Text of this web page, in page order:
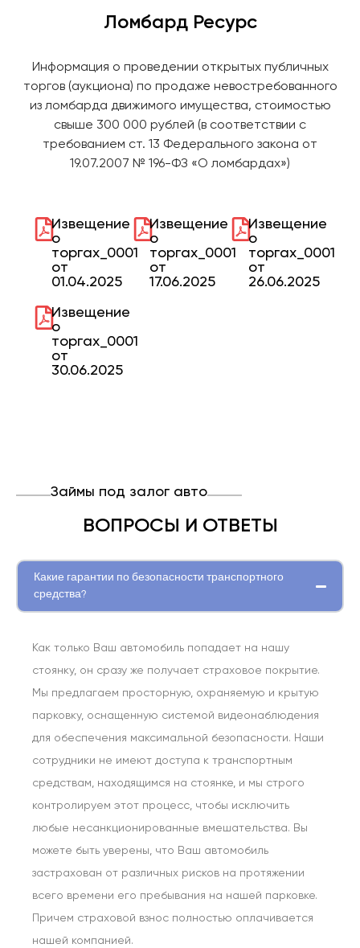
Ломбард Ресурс
Информация о проведении открытых публичных
торгов (аукциона) по продаже невостребованного
из ломбарда движимого имущества, стоимостью
свыше 300 000 рублей (в соответствии с
требованием ст. 13 Федерального закона от
19.07.2007 № 196-ФЗ «О ломбардах»)
Извещение
о
торгах_0001
от
01.04.2025
Извещение
о
торгах_0001
от
17.06.2025
Извещение
о
торгах_0001
от
26.06.2025
Извещение
о
торгах_0001
от
30.06.2025
Займы под залог авто
ВОПРОСЫ И ОТВЕТЫ
Какие гарантии по безопасности транспортного
средства?
Как только Ваш автомобиль попадает на нашу
стоянку, он сразу же получает страховое покрытие.
Мы предлагаем просторную, охраняемую и крытую
парковку, оснащенную системой видеонаблюдения
для обеспечения максимальной безопасности. Наши
сотрудники не имеют доступа к транспортным
средствам, находящимся на стоянке, и мы строго
контролируем этот процесс, чтобы исключить
любые несанкционированные вмешательства. Вы
можете быть уверены, что Ваш автомобиль
застрахован от различных рисков на протяжении
всего времени его пребывания на нашей парковке.
Причем страховой взнос полностью оплачивается
нашей компанией.